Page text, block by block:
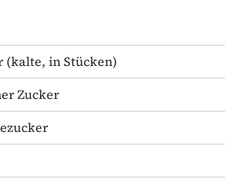
(kalte, in Stücken)
Zucker